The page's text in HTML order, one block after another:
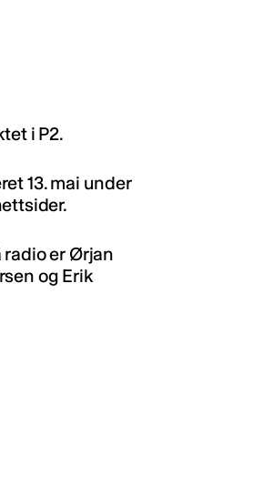
i P2.
13. mai under
radio er Ørjan
og Erik